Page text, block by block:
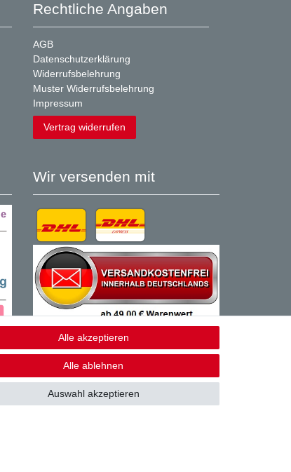
Rechtliche Angaben
AGB
Datenschutzerklärung
Widerrufsbelehrung
Muster Widerrufsbelehrung
Impressum
Vertrag widerrufen
Wir versenden mit
Alle akzeptieren
Alle ablehnen
Auswahl akzeptieren